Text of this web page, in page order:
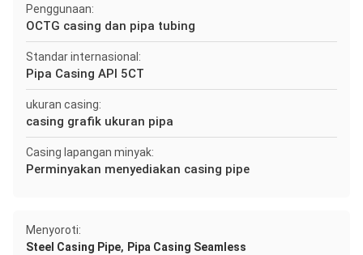
Penggunaan:
OCTG casing dan pipa tubing
Standar internasional:
Pipa Casing API 5CT
ukuran casing:
casing grafik ukuran pipa
Casing lapangan minyak:
Perminyakan menyediakan casing pipe
Menyoroti:
Steel Casing Pipe, Pipa Casing Seamless